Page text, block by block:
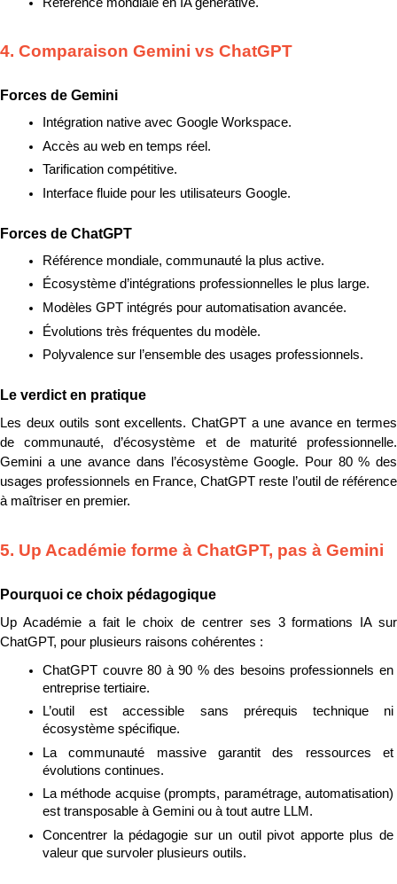
4. Comparaison Gemini vs ChatGPT
Forces de Gemini
Intégration native avec Google Workspace.
Accès au web en temps réel.
Tarification compétitive.
Interface fluide pour les utilisateurs Google.
Forces de ChatGPT
Référence mondiale, communauté la plus active.
Écosystème d’intégrations professionnelles le plus large.
Modèles GPT intégrés pour automatisation avancée.
Évolutions très fréquentes du modèle.
Polyvalence sur l’ensemble des usages professionnels.
Le verdict en pratique
Les deux outils sont excellents. ChatGPT a une avance en termes
de communauté, d’écosystème et de maturité professionnelle.
Gemini a une avance dans l’écosystème Google. Pour 80 % des
usages professionnels en France, ChatGPT reste l’outil de référence
à maîtriser en premier.
5. Up Académie forme à ChatGPT, pas à Gemini
Pourquoi ce choix pédagogique
Up Académie a fait le choix de centrer ses 3 formations IA sur
ChatGPT, pour plusieurs raisons cohérentes :
ChatGPT couvre 80 à 90 % des besoins professionnels en
entreprise tertiaire.
L’outil est accessible sans prérequis technique ni
écosystème spécifique.
La communauté massive garantit des ressources et
évolutions continues.
La méthode acquise (prompts, paramétrage, automatisation)
est transposable à Gemini ou à tout autre LLM.
Concentrer la pédagogie sur un outil pivot apporte plus de
valeur que survoler plusieurs outils.